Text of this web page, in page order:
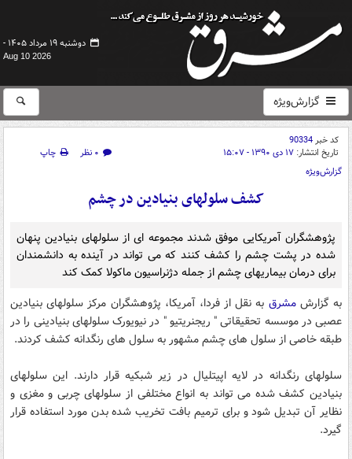
دوشنبه ۱۹ مرداد ۱۴۰۵ -
Aug 10 2026
گزارش‌ویژه
کد خبر90334
تاریخ انتشار: ۱۷ دی ۱۳۹۰ - ۱۵:۰۷ ۰ نظر
چاپ
گزارش‌ویژه
کشف سلولهای بنیادین در چشم
پژوهشگران آمریکایی موفق شدند مجموعه ای از سلولهای بنیادین پنهان
شده در پشت چشم را کشف کنند که می تواند در آینده به دانشمندان
برای درمان بیماریهای چشم از جمله دژنراسیون ماکولا کمک کند
به گزارشمشرق به نقل از فردا، آمریکا، پژوهشگران مرکز سلولهای بنیادین
عصبی در موسسه تحقیقاتی " ریجنریتیو " در نیویورک سلولهای بنیادینی را در
طبقه خاصی از سلول های چشم مشهور به سلول های رنگدانه کشف کردند.
سلولهای رنگدانه در لایه اپیتلیال در زیر شبکیه قرار دارند. این سلولهای
بنیادین کشف شده می تواند به انواع مختلفی از سلولهای چربی و مغزی و
نظایر آن تبدیل شود و برای ترمیم بافت تخریب شده بدن مورد استفاده قرار
گیرد.